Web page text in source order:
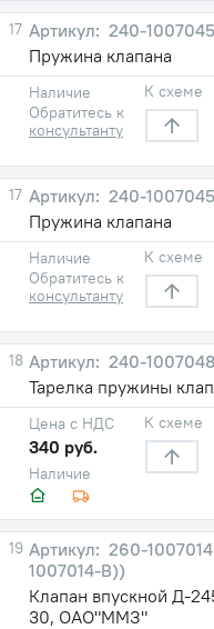
17
240-
Пружина клапана
Наличие
Обратитесь к
консультанту
К схеме
17
240-
Пружина клапана
Наличие
Обратитесь к
консультанту
К схеме
18
240-1007048
Тарелка пружины
Наличие
Цена с НДС
340 руб.
К схеме
19
260-
1007014-В))
Клапан впускной Д-
30, ОАО"ММЗ"